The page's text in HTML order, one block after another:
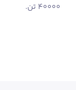
40000 تن.